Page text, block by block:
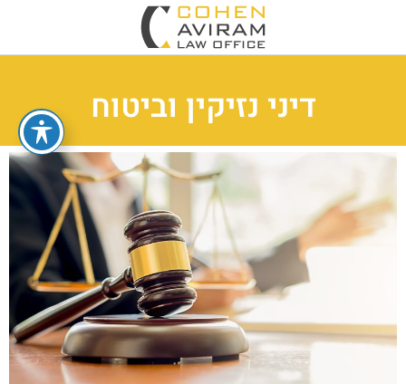
דיני נזיקין וביטוח